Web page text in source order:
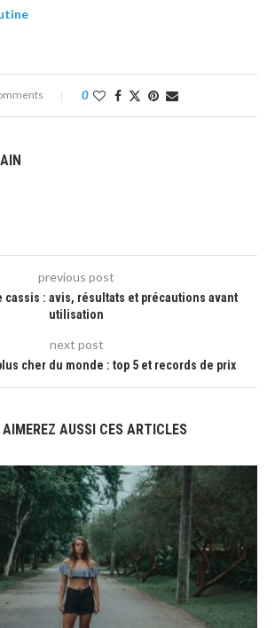
0
previous post
cassis : avis, résultats et précautions avant
utilisation
next post
cher du monde : top 5 et records de prix
AIMEREZ AUSSI CES ARTICLES